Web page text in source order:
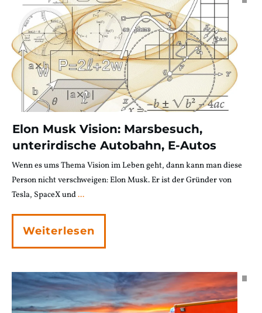
Elon Musk Vision: Marsbesuch,
unterirdische Autobahn, E-Autos
Wenn es ums Thema Vision im Leben geht, dann kann man diese
Person nicht verschweigen: Elon Musk. Er ist der Gründer von
Tesla, SpaceX und...
Weiterlesen